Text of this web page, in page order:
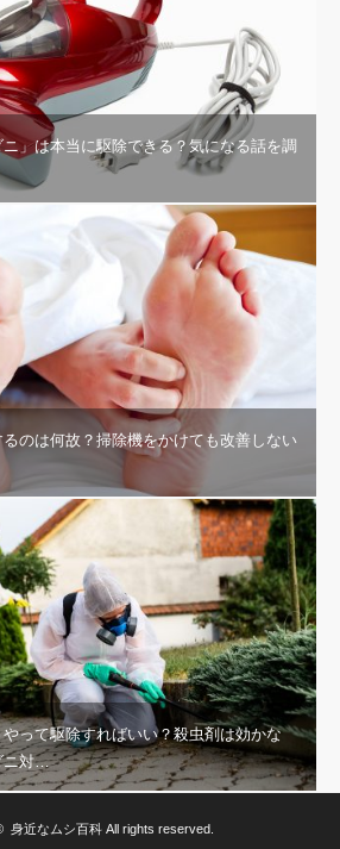
」は本当に駆除できる？気になる話を調
のは何故？掃除機をかけても改善しない
やって駆除すればいい？殺虫剤は効かな
ニ対…
身近なムシ百科All rights reserved.